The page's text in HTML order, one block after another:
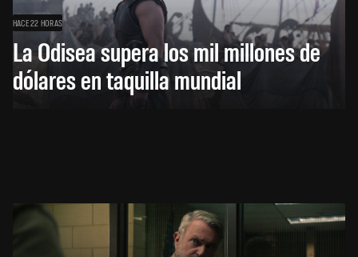
HACE 22 HORAS
La Odisea supera los mil millones de
dólares en taquilla mundial